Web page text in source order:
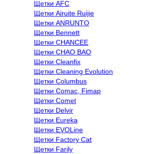
Щетки AFC
Щетки Airuite Ruijie
Щетки ANRUNTO
Щетки Bennett
Щетки CHANCEE
Щетки CHAO BAO
Щетки Cleanfix
Щетки Cleaning Evolution
Щетки Columbus
Щетки Comac, Fimap
Щетки Comet
Щетки Delvir
Щетки Eureka
Щетки EVOLine
Щетки Factory Cat
Щетки Farily